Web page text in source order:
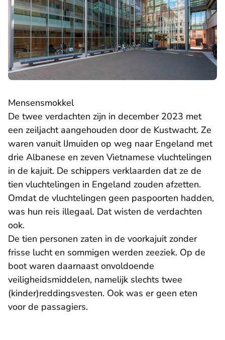
Mensensmokkel
De twee verdachten zijn in december 2023 met
een zeiljacht aangehouden door de Kustwacht. Ze
waren vanuit IJmuiden op weg naar Engeland met
drie Albanese en zeven Vietnamese vluchtelingen
in de kajuit. De schippers verklaarden dat ze de
tien vluchtelingen in Engeland zouden afzetten.
Omdat de vluchtelingen geen paspoorten hadden,
was hun reis illegaal. Dat wisten de verdachten
ook.
De tien personen zaten in de voorkajuit zonder
frisse lucht en sommigen werden zeeziek. Op de
boot waren daarnaast onvoldoende
veiligheidsmiddelen, namelijk slechts twee
(kinder)reddingsvesten. Ook was er geen eten
voor de passagiers.